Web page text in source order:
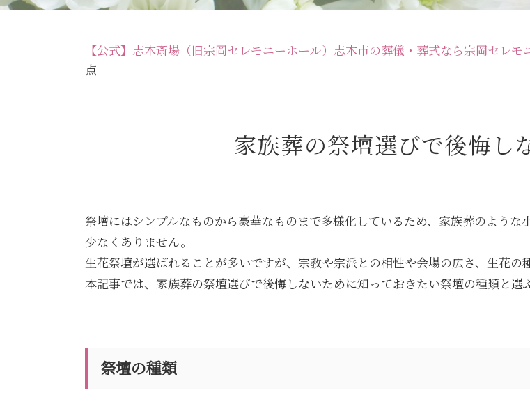
【公式】志木斎場（旧宗岡セレモニーホール）志木市の葬儀・葬式なら宗岡セレモ
点
家族葬の祭壇選びで後悔し
祭壇にはシンプルなものから豪華なものまで多様化しているため、家族葬のよう
少なくありません。
生花祭壇が選ばれることが多いですが、宗教や宗派との相性や会場の広さ、生花の
本記事では、家族葬の祭壇選びで後悔しないために知っておきたい祭壇の種類と選
祭壇の種類